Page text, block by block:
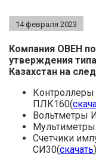
14 февраля 2023
Компания ОВЕН
утверждения
Казахстан на
ПЛК160(
Вольтметры
Счетчики
СИ30(скачать